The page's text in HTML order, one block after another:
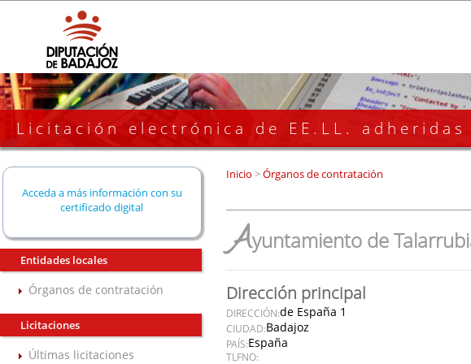
Licitación electrónica de EE.LL.
Acceda a más información con su
certificado digital
Entidades locales
Órganos de contratación
Licitaciones
Últimas licitaciones
Inicio >Órganos de contratación
Ayuntamiento de
Dirección principal
DIRECCIÓN:de España 1
CIUDAD:Badajoz
PAÍS:España
TLFNO: